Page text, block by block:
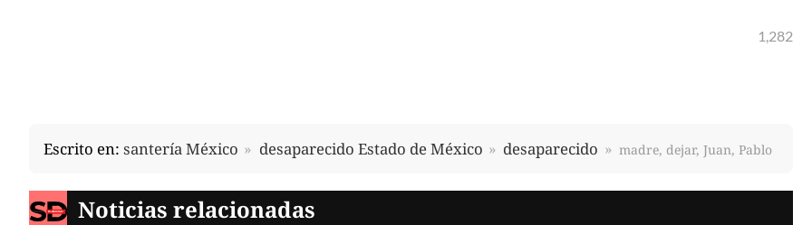
1,282
Escrito en: santería México desaparecido Estado de México desaparecido madre, dejar, Juan, Pablo
Noticias relacionadas